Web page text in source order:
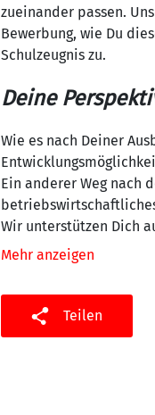
zueinander passen.
Bewerbung, wie Du
Schulzeugnis zu.
Deine
Wie es nach Deiner
Ein anderer Weg nach
Wir unterstützen Dich
Mehr anzeigen
Teilen